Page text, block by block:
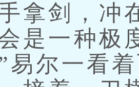
拿剑，冲
是一种极
易尔一看